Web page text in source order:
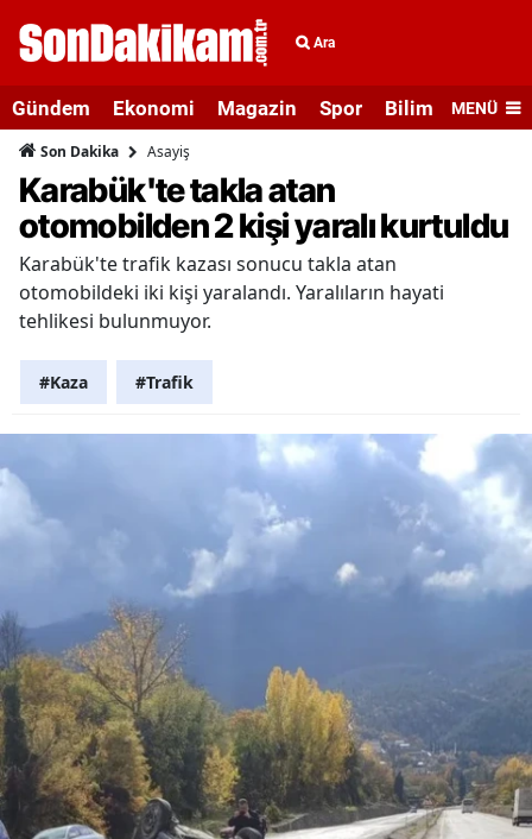
Ara
Gündem Ekonomi Magazin Spor Bilim veMENÜ
Son Dakika Asayiş
Karabük'te takla atan
otomobilden 2 kişi yaralı kurtuldu
Karabük'te trafik kazası sonucu takla atan
otomobildeki iki kişi yaralandı. Yaralıların hayati
tehlikesi bulunmuyor.
#Kaza #Trafik